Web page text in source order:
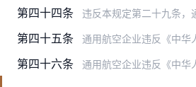
第四十四条 违反本规定第二十九条，通用航空企业不配合民航行政执法人员的监督检查，或者故意隐瞒、提
第四十五条 通用航空企业违反《中华人民共和国民用航空法》，情节较重的，按照《中华人民共和国民用航
第四十六条 通用航空企业违反《中华人民共和国安全生产法》规定，不再具备安